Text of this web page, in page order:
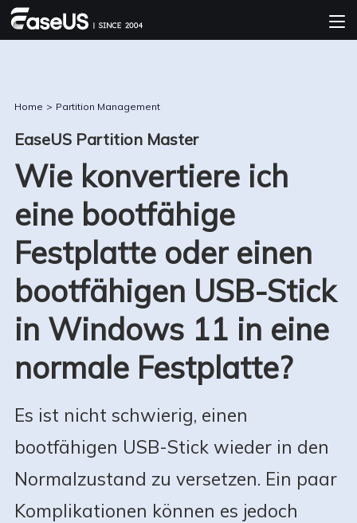
Home > Partition Management
EaseUS Partition Master
Wie konvertiere ich
eine bootfähige
Festplatte oder einen
bootfähigen USB-Stick
in Windows 11 in eine
normale Festplatte?
Es ist nicht schwierig, einen
bootfähigen USB-Stick wieder in den
Normalzustand zu versetzen. Ein paar
Komplikationen können es jedoch